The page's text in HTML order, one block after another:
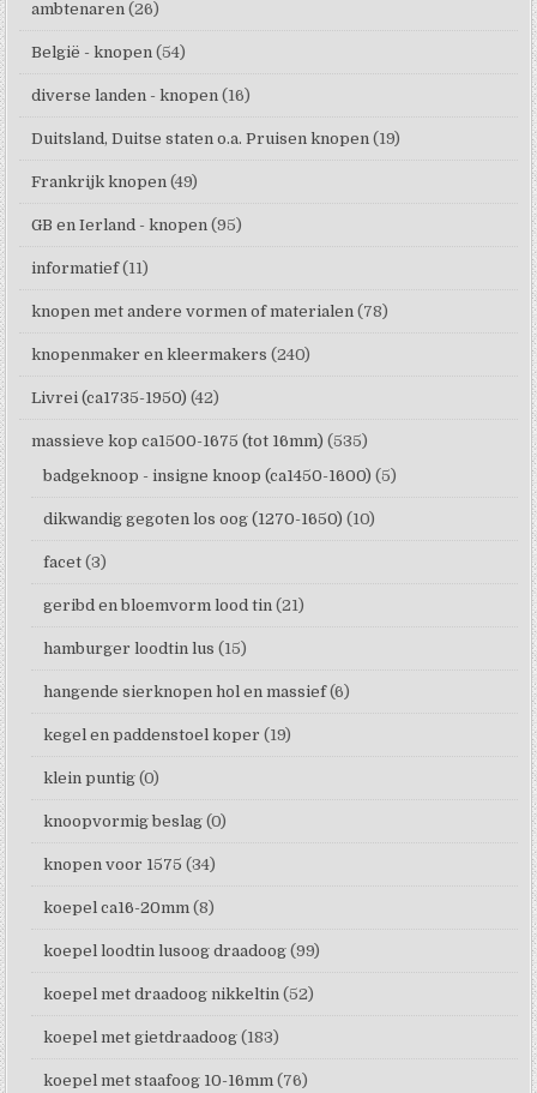
ambtenaren (26)
België - knopen (54)
diverse landen - knopen (16)
Duitsland, Duitse staten o.a. Pruisen knopen (19)
Frankrijk knopen (49)
GB en Ierland - knopen (95)
informatief (11)
knopen met andere vormen of materialen (78)
knopenmaker en kleermakers (240)
Livrei (ca1735-1950) (42)
massieve kop ca1500-1675 (tot 16mm) (535)
badgeknoop - insigne knoop (ca1450-1600) (5)
dikwandig gegoten los oog (1270-1650) (10)
facet (3)
geribd en bloemvorm lood tin (21)
hamburger loodtin lus (15)
hangende sierknopen hol en massief (6)
kegel en paddenstoel koper (19)
klein puntig (0)
knoopvormig beslag (0)
knopen voor 1575 (34)
koepel ca16-20mm (8)
koepel loodtin lusoog draadoog (99)
koepel met draadoog nikkeltin (52)
koepel met gietdraadoog (183)
koepel met staafoog 10-16mm (76)